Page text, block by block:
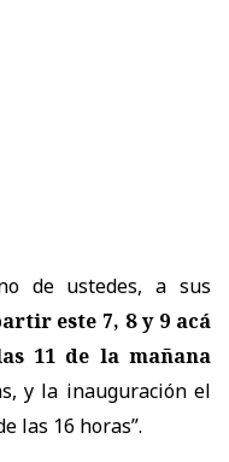
de ustedes, a sus
este 7, 8 y 9 acá
11 de la mañana
y la inauguración el
las 16 horas”.